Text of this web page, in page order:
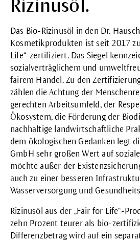
Rizinusöl.
Das Bio-Rizinusöl in den Dr.
Kosmetikprodukten ist seit 2017
Life“-zertifiziert. Das Siegel
sozialverträglichem und
fairem Handel. Zu den
zählen die Achtung der
gerechten Arbeitsumfeld, der
Ökosystem, die Förderung der
nachhaltige landwirtschaftliche
dem ökologischen Gedanken legt
GmbH sehr großen Wert auf
möchte außer der
auch zu einer besseren
Wasserversorgung und
Rizinusöl aus der „Fair for Life“-
zehn Prozent teurer als bio-
Differenzbetrag wird auf ein